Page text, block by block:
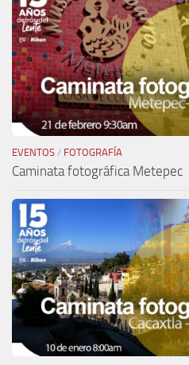
EVENTOS / FOTOGRAFÍA
Caminata fotográfica Metepec